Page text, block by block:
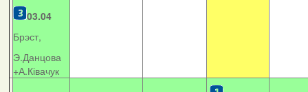
03.04
Брэст,
Э.Данцова
+А.Ківачук